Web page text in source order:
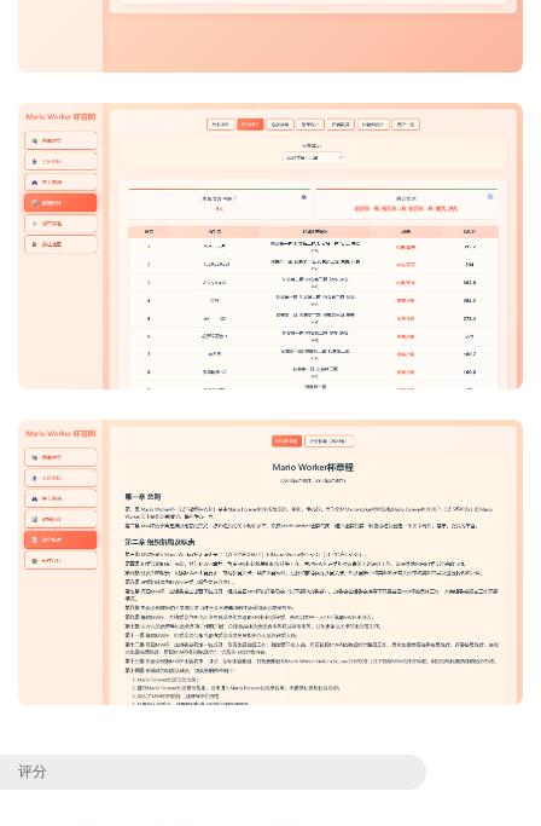
评分